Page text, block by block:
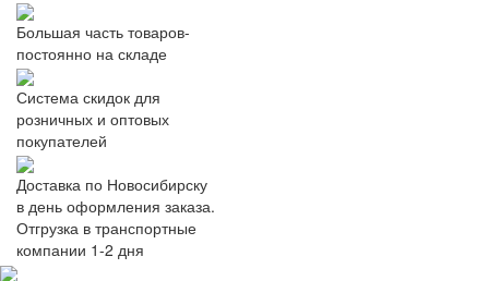
Большая часть товаров-
постоянно на складе
Система скидок для
розничных и оптовых
покупателей
Доставка по Новосибирску
в день оформления заказа.
Отгрузка в транспортные
компании 1-2 дня